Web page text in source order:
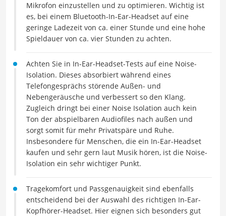
Mikrofon einzustellen und zu optimieren. Wichtig ist
es, bei einem Bluetooth-In-Ear-Headset auf eine
geringe Ladezeit von ca. einer Stunde und eine hohe
Spieldauer von ca. vier Stunden zu achten.
Achten Sie in In-Ear-Headset-Tests auf eine Noise-
Isolation. Dieses absorbiert während eines
Telefongesprächs störende Außen- und
Nebengeräusche und verbessert so den Klang.
Zugleich dringt bei einer Noise Isolation auch kein
Ton der abspielbaren Audiofiles nach außen und
sorgt somit für mehr Privatspäre und Ruhe.
Insbesondere für Menschen, die ein In-Ear-Headset
kaufen und sehr gern laut Musik hören, ist die Noise-
Isolation ein sehr wichtiger Punkt.
Tragekomfort und Passgenauigkeit sind ebenfalls
entscheidend bei der Auswahl des richtigen In-Ear-
Kopfhörer-Headset. Hier eignen sich besonders gut